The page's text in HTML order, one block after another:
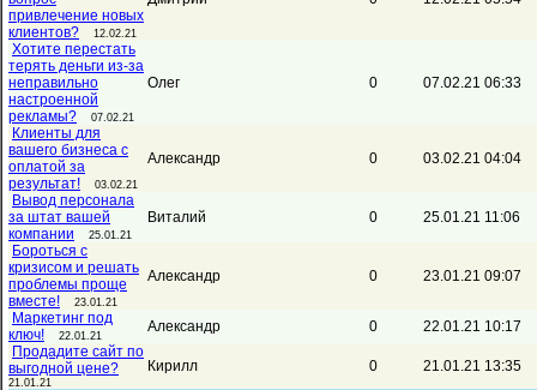
привлечение новых
клиентов?
12.02.21
Хотите перестать
терять деньги из-за
неправильно
настроенной
рекламы?
07.02.21
Олег 0 07.02.21 06:33
Клиенты для
вашего бизнеса с
оплатой за
результат!
03.02.21
Александр 0 03.02.21 04:04
Вывод персонала
за штат вашей
компании
25.01.21
Виталий 0
25.01.21 11:06
Бороться с
кризисом и решать
проблемы проще
вместе!
23.01.21
Александр 0 23.01.21 09:07
Маркетинг под
ключ!
22.01.21
Александр 0
22.01.21 10:17
Продадите сайт по
выгодной цене?
21.01.21
Кирилл 0 21.01.21 13:35